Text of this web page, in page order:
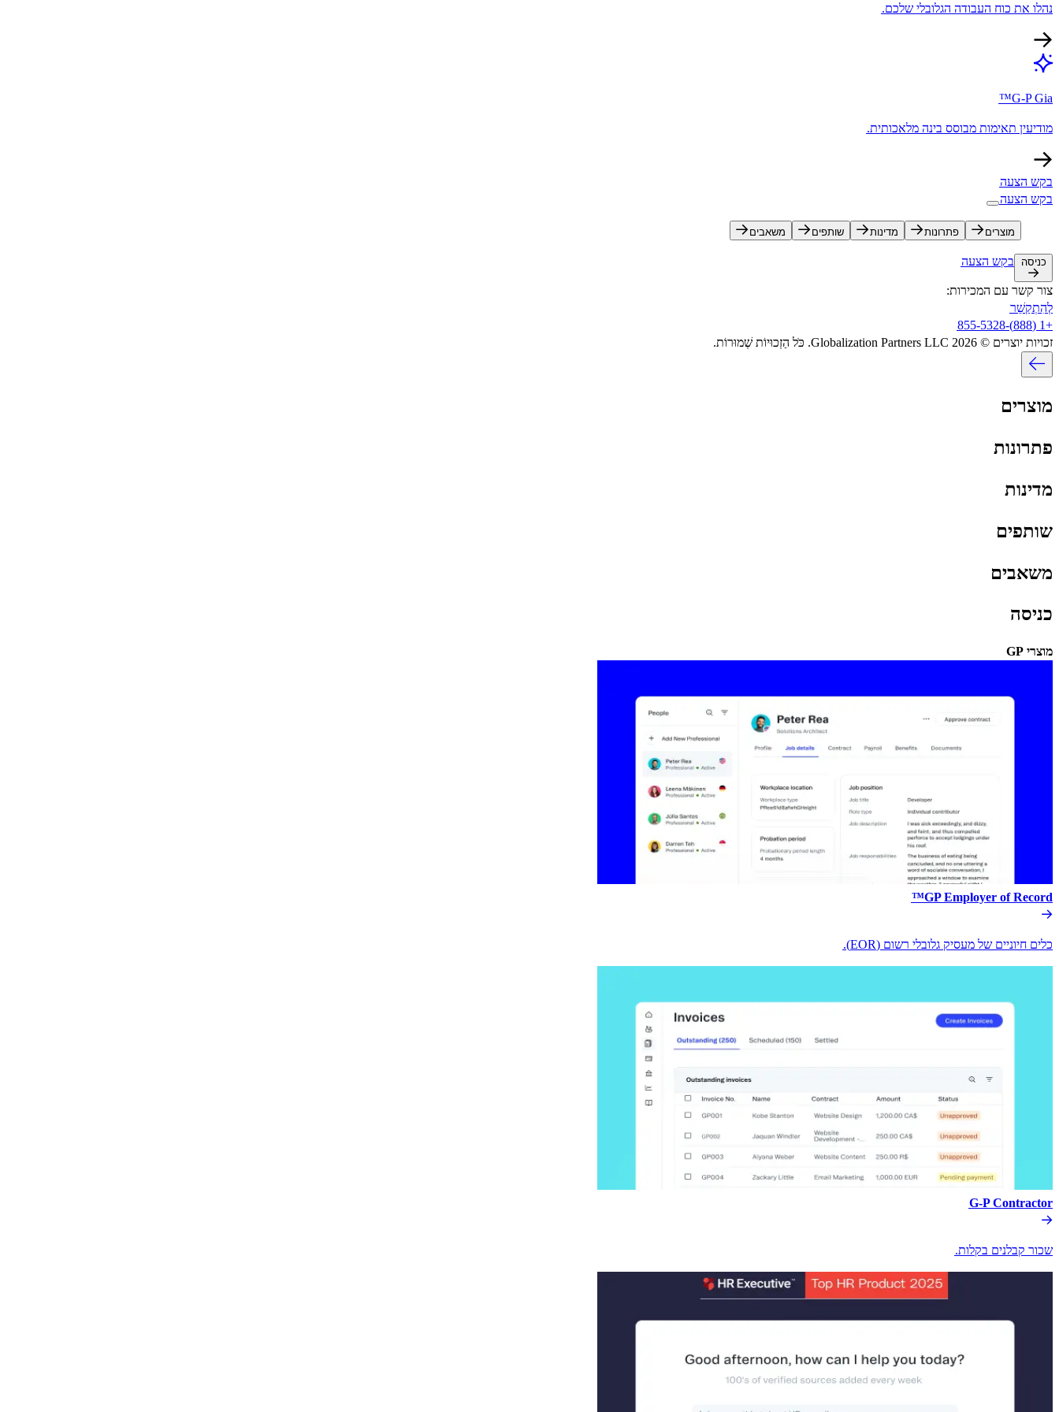
נהלו את כוח העבודה הגלובלי שלכם.​​
G-P Gia™​​
מודיעין תאימות מבוסס בינה מלאכותית.​​
בקש הצעה​​
בקש הצעה​​
מוצרים​​ פתרונות​​ מדינות​​ שותפים​​ משאבים​​
כניסה​​ בקש הצעה​​
צור קשר עם המכירות:​​
לְהִתְקַשֵׁר​​
+1 (888)-855-5328​​
זכויות יוצרים © 2026 Globalization Partners LLC. כֹּל הַזְכוּיוֹת שְׁמוּרוֹת.​​
מוצרים​​
פתרונות​​
מדינות​​
שותפים​​
משאבים​​
כניסה​​
מוצרי GP​​
GP Employer of Record™​​
כלים חיוניים של מעסיק גלובלי רשום (EOR).​​
G-P Contractor​​
שכור קבלנים בקלות.​​